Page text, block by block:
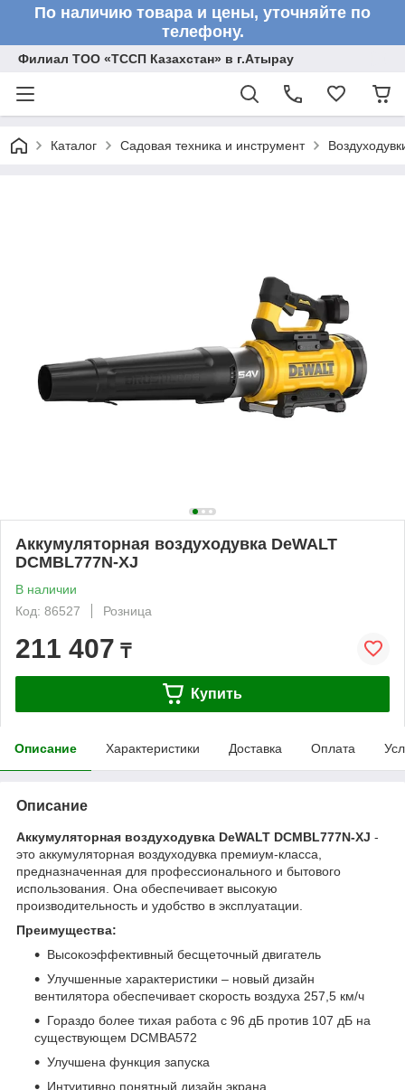
По наличию товара и цены, уточняйте по
телефону.
Филиал ТОО «ТССП Казахстан» в г.Атырау
Каталог Садовая техника и инструмент
Аккумуляторная воздуходувка DeWALT
DCMBL777N-XJ
В наличии
Код: 86527
Розница
211 407 ₸
Купить
Описание Характеристики Доставка Оплата
Описание
Аккумуляторная воздуходувка DeWALT DCMBL777N-XJ -
это аккумуляторная воздуходувка премиум-класса,
предназначенная для профессионального и бытового
использования. Она обеспечивает высокую
производительность и удобство в эксплуатации.
Преимущества:
Высокоэффективный бесщеточный двигатель
Улучшенные характеристики – новый дизайн
вентилятора обеспечивает скорость воздуха 257,5 км/ч
Гораздо более тихая работа с 96 дБ против 107 дБ на
существующем DCMBA572
Улучшена функция запуска
Интуитивно понятный дизайн экрана